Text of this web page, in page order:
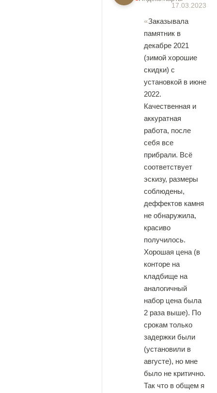
17.03.2023
Заказывала
памятник в
декабре 2021
(зимой хорошие
скидки) с
установкой в июне
2022.
Качественная и
аккуратная
работа, после
себя все
прибрали. Всë
соответствует
эскизу, размеры
соблюдены,
деффектов камня
не обнаружила,
красиво
получилось.
Хорошая цена (в
конторе на
кладбище на
аналогичный
набор цена была
2 раза выше). По
срокам только
задержки были
(установили в
августе), но мне
было не критично.
Так что в общем я